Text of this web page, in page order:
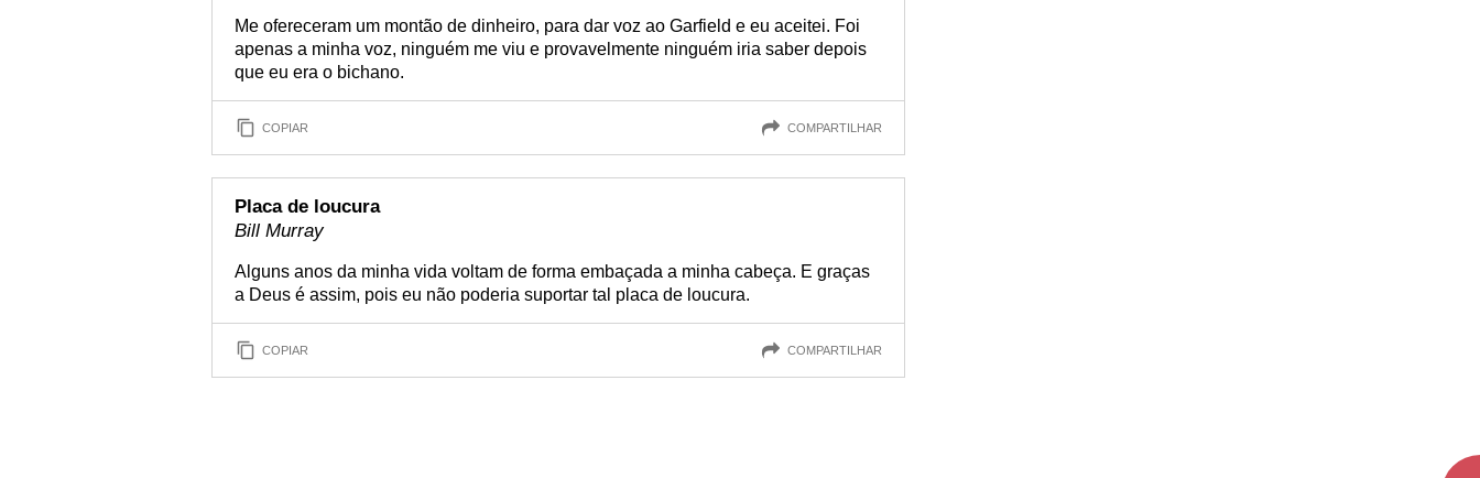
Me ofereceram um montão de dinheiro, para dar voz ao Garfield e eu aceitei. Foi
apenas a minha voz, ninguém me viu e provavelmente ninguém iria saber depois
que eu era o bichano.
COPIAR COMPARTILHAR
Placa de loucura
Bill Murray
Alguns anos da minha vida voltam de forma embaçada a minha cabeça. E graças
a Deus é assim, pois eu não poderia suportar tal placa de loucura.
COPIAR COMPARTILHAR